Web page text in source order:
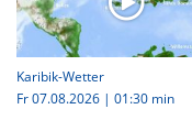
Karibik-Wetter
Fr 07.08.2026 | 01:30 min